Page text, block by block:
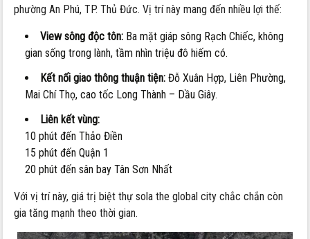
phường An Phú, TP. Thủ Đức. Vị trí này mang đến nhiều lợi thế:
View sông độc tôn: Ba mặt giáp sông Rạch Chiếc, không
gian sống trong lành, tầm nhìn triệu đô hiếm có.
Kết nối giao thông thuận tiện: Đỗ Xuân Hợp, Liên Phường,
Mai Chí Thọ, cao tốc Long Thành – Dầu Giây.
Liên kết vùng:
10 phút đến Thảo Điền
15 phút đến Quận 1
20 phút đến sân bay Tân Sơn Nhất
Với vị trí này, giá trị biệt thự sola the global city chắc chắn còn
gia tăng mạnh theo thời gian.